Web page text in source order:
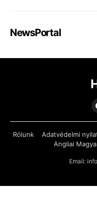
NewsPortal
Rólunk Adatvédelmi
Angliai
Email: